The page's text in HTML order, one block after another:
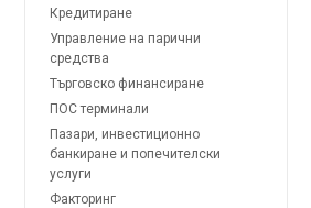
Кредитиране
Управление на парични
средства
Търговско финансиране
ПОС терминали
Пазари, инвестиционно
банкиране и попечителски
услуги
Факторинг